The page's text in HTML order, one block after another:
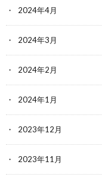
2024年4月
2024年3月
2024年2月
2024年1月
2023年12月
2023年11月